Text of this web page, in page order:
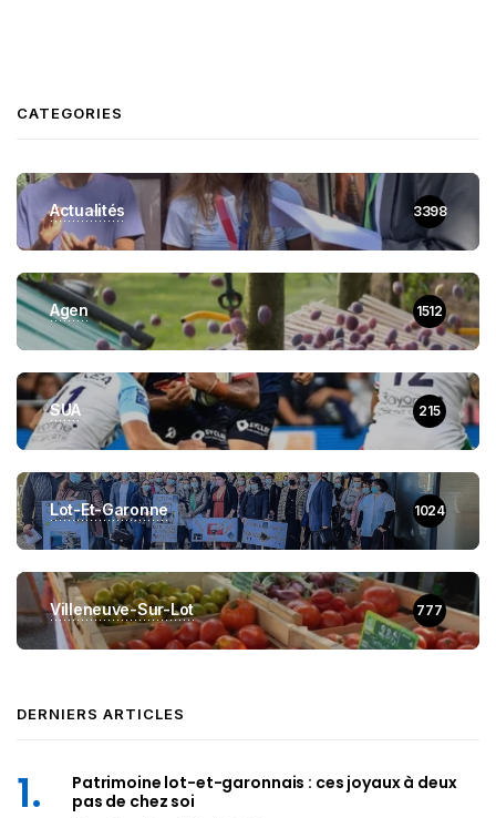
CATEGORIES
Actualités 3398
Agen 1512
SUA 215
Lot-Et-Garonne 1024
Villeneuve-Sur-Lot 777
DERNIERS ARTICLES
Patrimoine lot-et-garonnais : ces joyaux à deux
pas de chez soi